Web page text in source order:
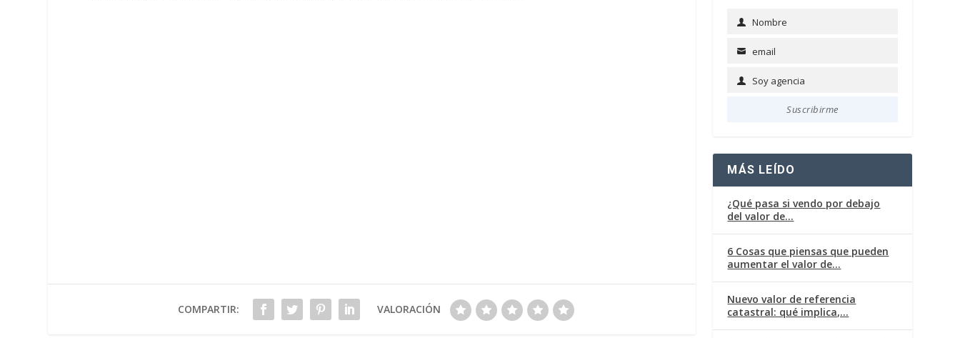
COMPARTIR: VALORACIÓN
NameNombre
Email email
Soy
Soy agencia
Suscribirme
MÁS LEÍDO
¿Qué pasa si vendo por debajo
del valor de…
6 Cosas que piensas que pueden
aumentar el valor de…
Nuevo valor de referencia
catastral: qué implica,…